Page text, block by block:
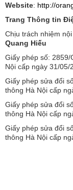
Website: http://
Trang Thông tin
Chịu trách nhiệm
Quang Hiếu
Giấy phép số:
Nội cấp ngày 31/05/
Giấy phép sửa đổi
thông Hà Nội cấp
Giấy phép sửa đổi
thông Hà Nội cấp
Giấy phép sửa đổi
thông Hà Nội cấp